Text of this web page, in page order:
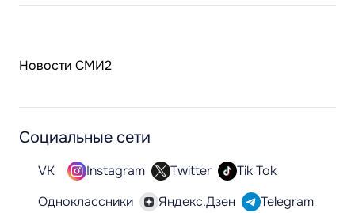
Новости СМИ2
Социальные сети
VK Instagram Twitter
Tik Tok
Одноклассники
Яндекс.Дзен
Telegram